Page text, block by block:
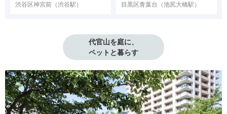
渋谷区神宮前 （渋谷駅）
目黒区青葉台 （池尻大橋駅）
代官山を庭に、
ペットと暮らす